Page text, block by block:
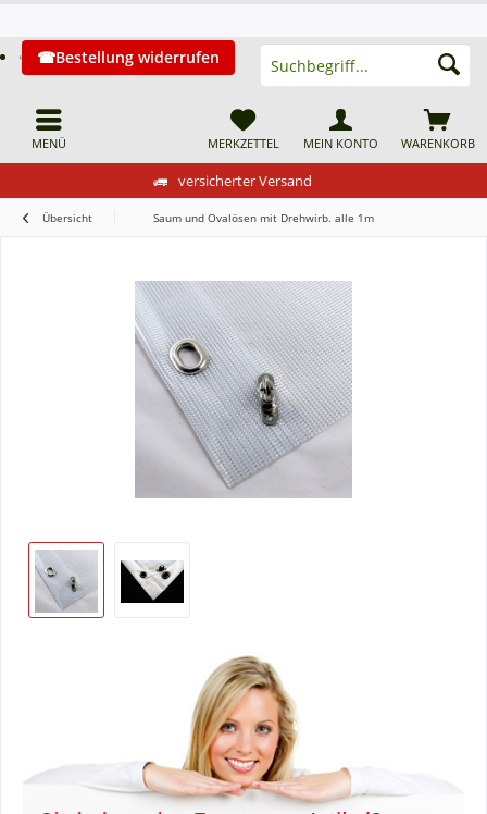
versicherter Versand
MENÜ
Bestellung widerrufen
WARENKORB
MERKZETTEL MEIN KONTO
Übersicht Saum und Ovalösen mit Drehwirb. alle 1m